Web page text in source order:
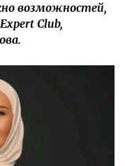
возможностей,
Club,